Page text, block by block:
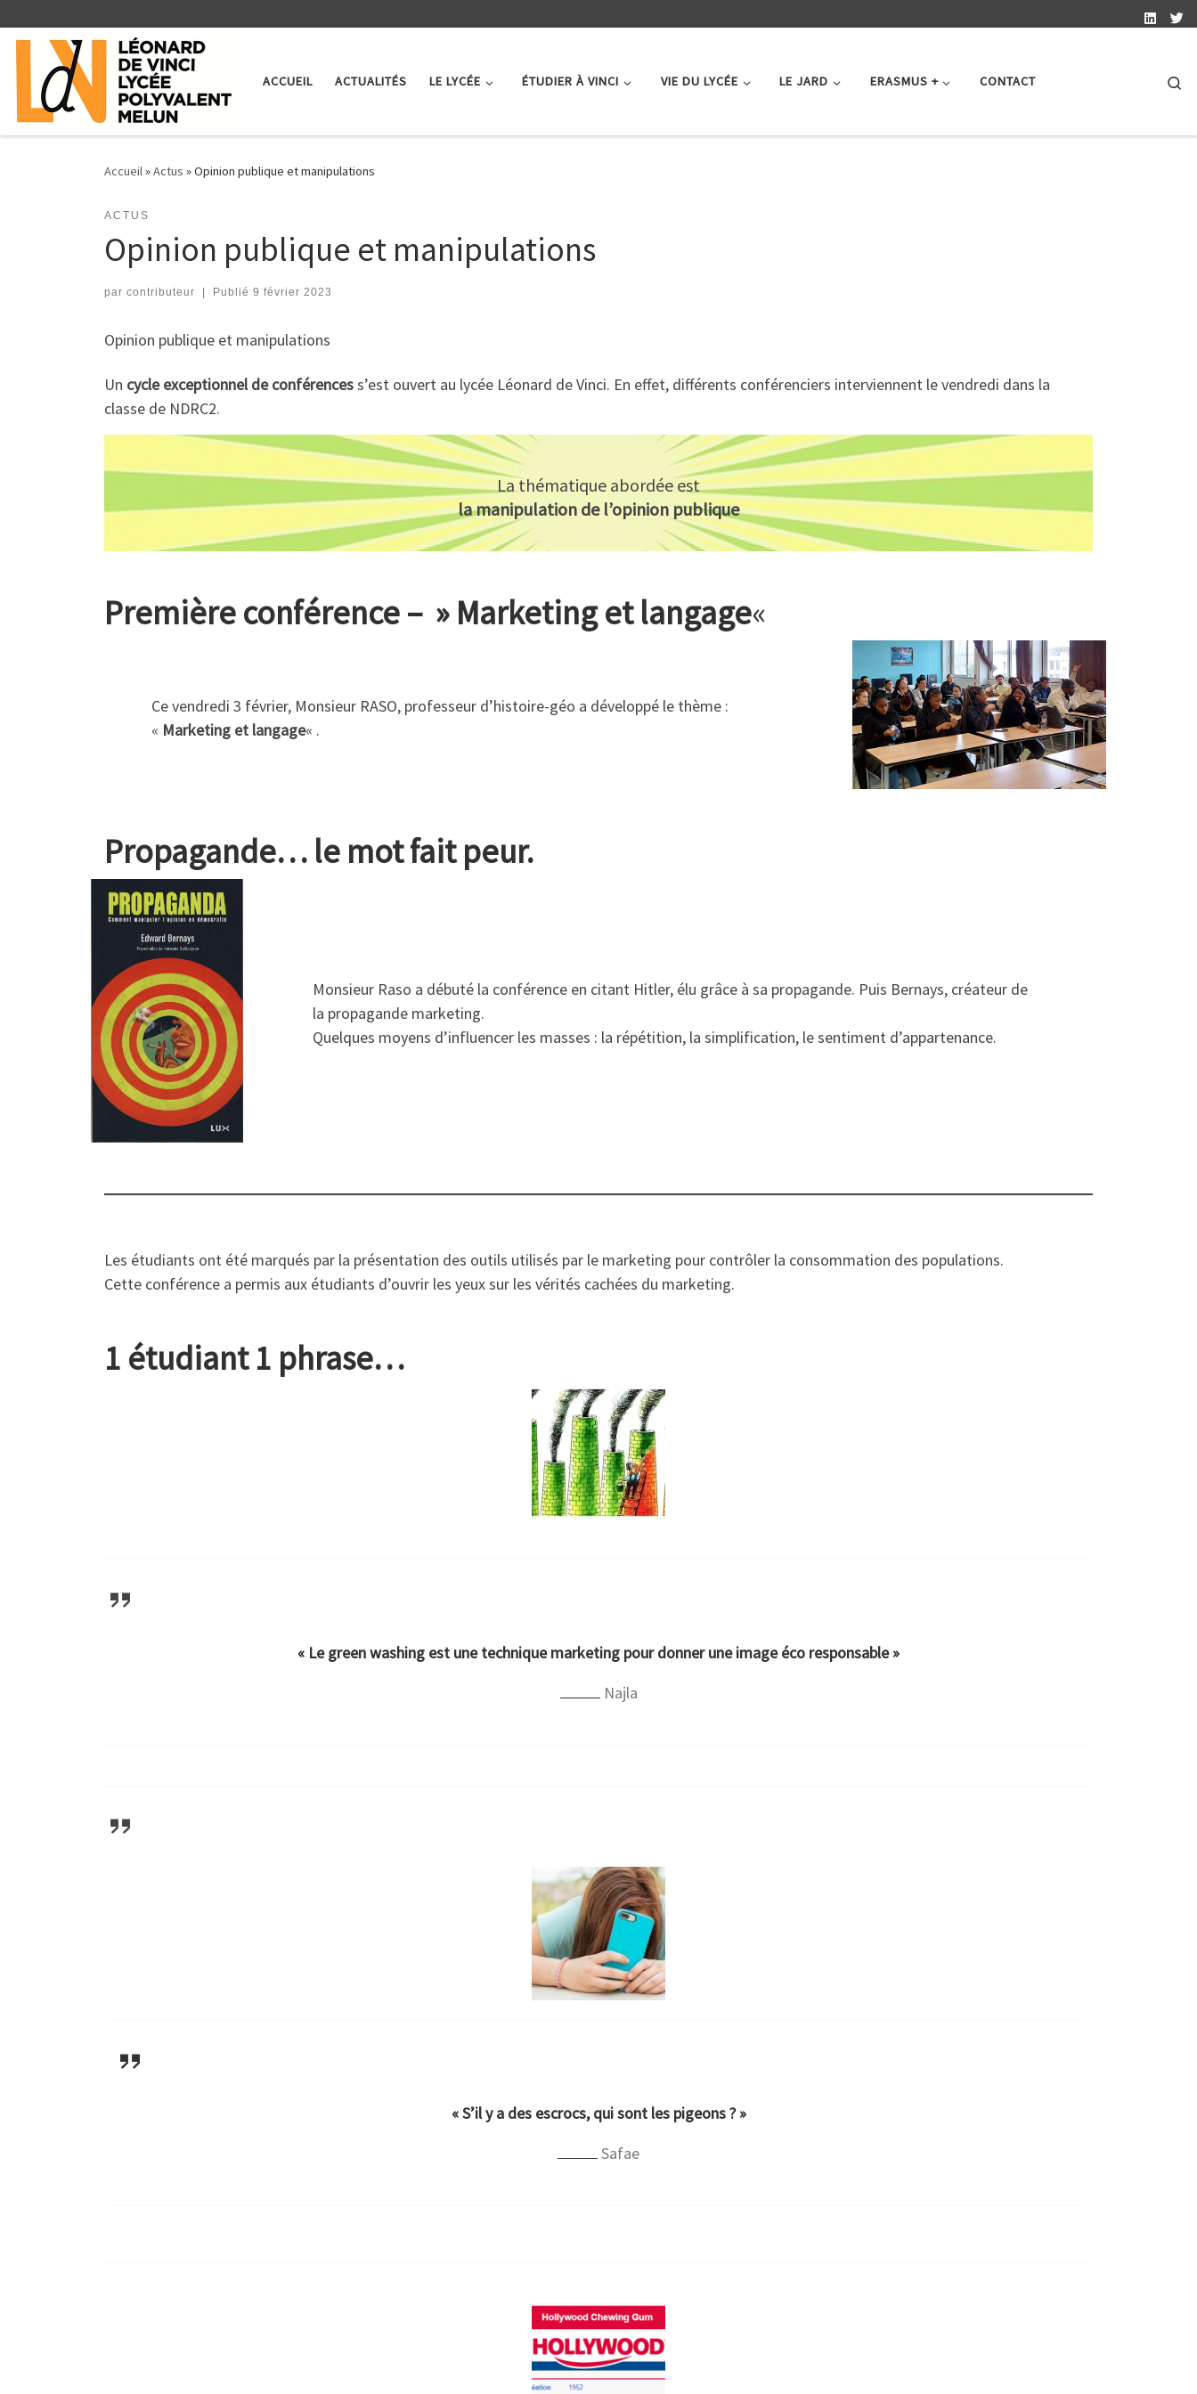
Skip to content
ACCUEIL ACTUALITÉS LE LYCÉE ÉTUDIER À VINCI VIE DU LYCÉE LE JARD ERASMUS + CONTACT
Accueil»Actus »Opinion publique et manipulations
ACTUS
Opinion publique et manipulations
par contributeur Publié 9 février 2023
Opinion publique et manipulations
Un cycle exceptionnel de conférencess’est ouvert au lycée Léonard de Vinci. En effet, différents conférenciers interviennent le vendredi dans la
classe de NDRC2.
La thématique abordée est
la manipulation de l’opinion publique
Première conférence – » Marketing et langage«
Ce vendredi 3 février, Monsieur RASO, professeur d’histoire-géo a développé le thème :
« Marketing et langage« .
Propagande… le mot fait peur.
Monsieur Raso a débuté la conférence en citant Hitler, élu grâce à sa propagande. Puis Bernays, créateur de
la propagande marketing.
Quelques moyens d’influencer les masses : la répétition, la simplification, le sentiment d’appartenance.
Les étudiants ont été marqués par la présentation des outils utilisés par le marketing pour contrôler la consommation des populations.
Cette conférence a permis aux étudiants d’ouvrir les yeux sur les vérités cachées du marketing.
1 étudiant 1 phrase…
« Le green washing est une technique marketing pour donner une image éco responsable »
Najla
« S’il y a des escrocs, qui sont les pigeons ? »
Safae